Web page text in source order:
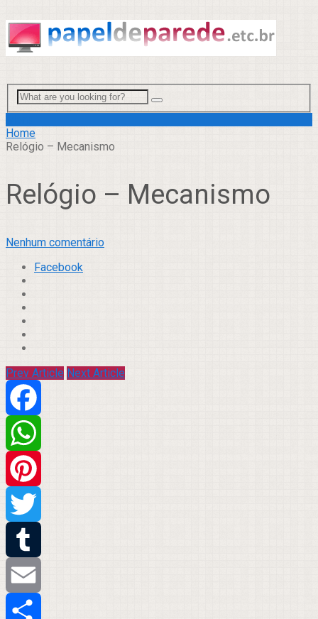
Home
Relógio – Mecanismo
Relógio – Mecanismo
Nenhum comentário
Facebook
Prev Article Next Article
Facebook
WhatsApp
Pinterest
Twitter
Tumblr
Email